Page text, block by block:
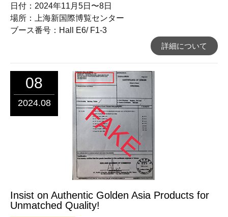
日付：2024年11月5日〜8日
場所：上海新国際博覧センター
ブース番号：Hall E6/ F1-3
詳細について
08
2024.08
Insist on Authentic Golden Asia Products for
Unmatched Quality!